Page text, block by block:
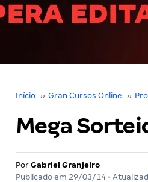
Início ›› Gran Cursos Online ››
Mega
Por Gabriel Granjeiro
Publicado em 29/03/14•